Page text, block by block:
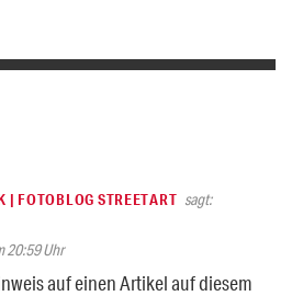
FOTOBLOG STREETART sagt:
20:59 Uhr
auf einen Artikel auf diesem